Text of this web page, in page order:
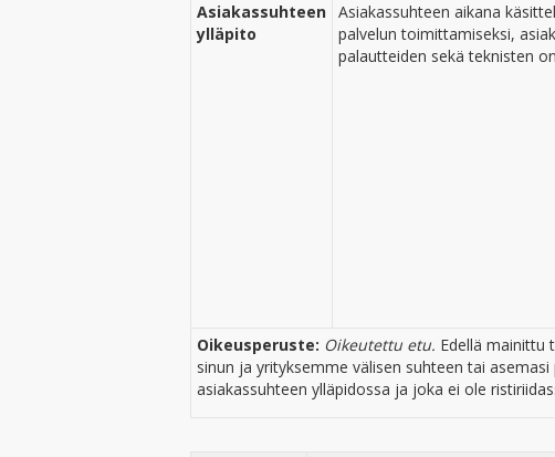
Asiakassuhteen
ylläpito
Asiakassuhteen aikana
palvelun toimittamiseksi,
palautteiden sekä teknisten
Oikeusperuste: Oikeutettu etu. Edellä mainittu
sinun ja yrityksemme välisen suhteen tai
asiakassuhteen ylläpidossa ja joka ei ole